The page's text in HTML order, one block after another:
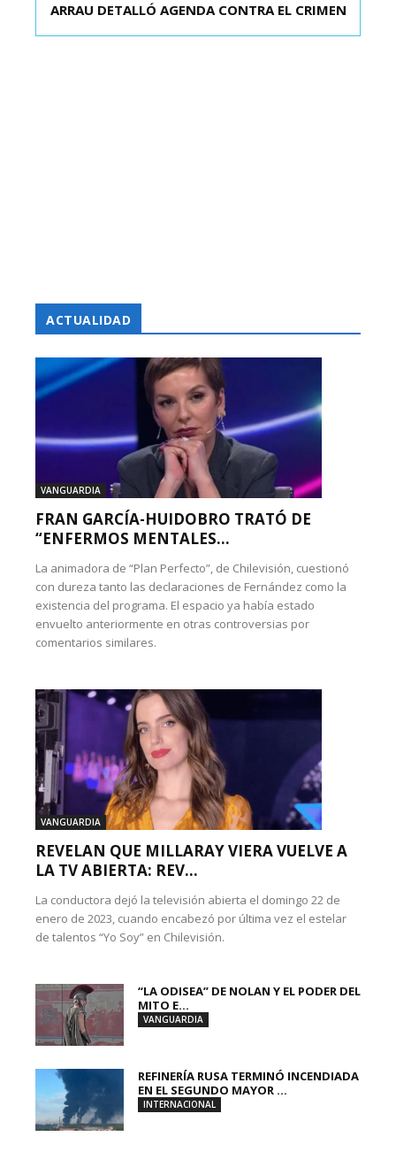
TC ADMITE A TRÁMITE Y DECLARA ADMISIBLES
ACTUALIDAD
VANGUARDIA
FRAN GARCÍA-HUIDOBRO TRATÓ DE
“ENFERMOS MENTALES...
La animadora de “Plan Perfecto”, de Chilevisión, cuestionó
con dureza tanto las declaraciones de Fernández como la
existencia del programa. El espacio ya había estado
envuelto anteriormente en otras controversias por
comentarios similares.
VANGUARDIA
REVELAN QUE MILLARAY VIERA VUELVE A
LA TV ABIERTA: REV...
La conductora dejó la televisión abierta el domingo 22 de
enero de 2023, cuando encabezó por última vez el estelar
de talentos “Yo Soy” en Chilevisión.
“LA ODISEA” DE NOLAN Y EL PODER DEL
MITO E...
VANGUARDIA
REFINERÍA RUSA TERMINÓ INCENDIADA
EN EL SEGUNDO MAYOR ...
INTERNACIONAL